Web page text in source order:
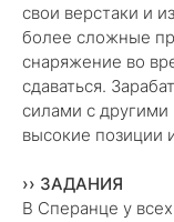
свои верстаки и
более сложные
снаряжение во
сдаваться.
силами с другими
высокие позиции
›› ЗАДАНИЯ
В Сперанце у